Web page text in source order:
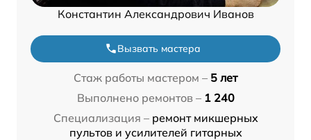
Константин Александрович Иванов
Вызвать мастера
Стаж работы мастером – 5 лет
Выполнено ремонтов – 1 240
Специализация – ремонт микшерных
пультов и усилителей гитарных